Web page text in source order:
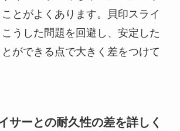
とがよくあります。貝印スライ
うした問題を回避し、安定した
ができる点で大きく差をつけて
サーとの耐久性の差を詳しく